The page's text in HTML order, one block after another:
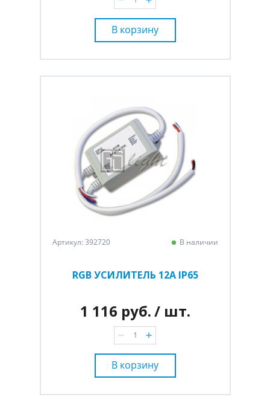
В корзину
Артикул: 392720 В наличии
RGB УСИЛИТЕЛЬ 12А IP65
1 116 руб./ шт.
В корзину